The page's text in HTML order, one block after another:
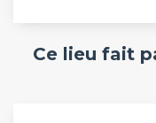
Ce lieu fait